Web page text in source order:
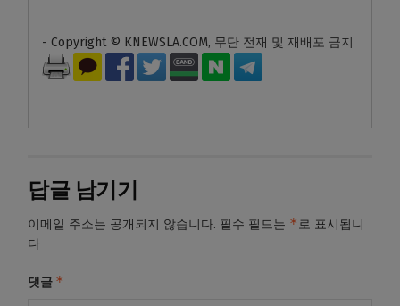
- Copyright © KNEWSLA.COM, 무단 전재 및 재배포 금지
답글 남기기
이메일 주소는 공개되지 않습니다. 필수 필드는 *로 표시됩니
다
댓글 *